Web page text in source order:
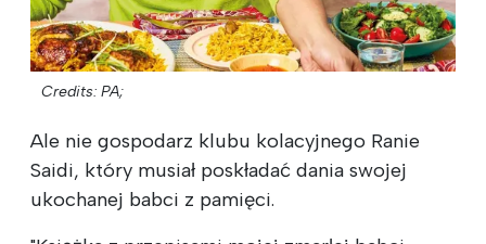
Credits: PA;
Ale nie gospodarz klubu kolacyjnego Ranie
Saidi, który musiał poskładać dania swojej
ukochanej babci z pamięci.